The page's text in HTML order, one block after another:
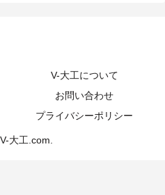
V-大工について
お問い合わせ
プライバシーポリシー
大工.com.